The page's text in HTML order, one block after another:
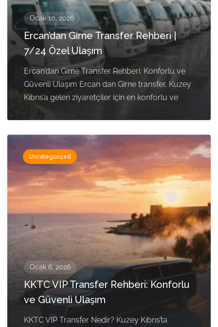
Ocak 10, 2026
Ercan’dan Girne Transfer Rehberi |
7/24 Özel Ulaşım
Ercan’dan Girne Transfer Rehberi: Konforlu ve
Güvenli Ulaşım Ercan dan Girne transfer, Kuzey
Kıbrıs’a gelen ziyaretçiler için en konforlu ve
Uncategorized
Ocak 6, 2026
KKTC VIP Transfer Rehberi: Konforlu
ve Güvenli Ulaşım
KKTC VIP Transfer Nedir? Kuzey Kıbrıs’ta